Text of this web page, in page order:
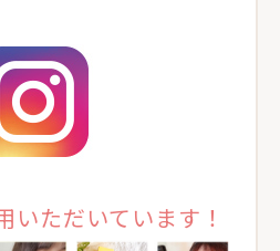
いただいています！